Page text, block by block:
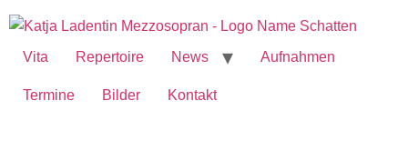
Vita Repertoire News Aufnahmen
Termine Bilder Kontakt